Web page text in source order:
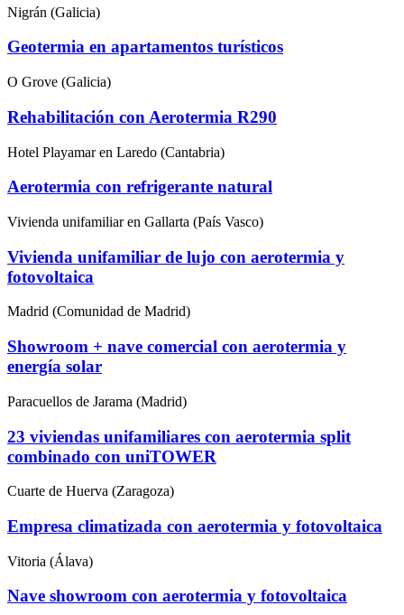
Nigrán (Galicia)
Geotermia en apartamentos turísticos
O Grove (Galicia)
Rehabilitación con Aerotermia R290
Hotel Playamar en Laredo (Cantabria)
Aerotermia con refrigerante natural
Vivienda unifamiliar en Gallarta (País Vasco)
Vivienda unifamiliar de lujo con aerotermia y
fotovoltaica
Madrid (Comunidad de Madrid)
Showroom + nave comercial con aerotermia y
energía solar
Paracuellos de Jarama (Madrid)
23 viviendas unifamiliares con aerotermia split
combinado con uniTOWER
Cuarte de Huerva (Zaragoza)
Empresa climatizada con aerotermia y fotovoltaica
Vitoria (Álava)
Nave showroom con aerotermia y fotovoltaica